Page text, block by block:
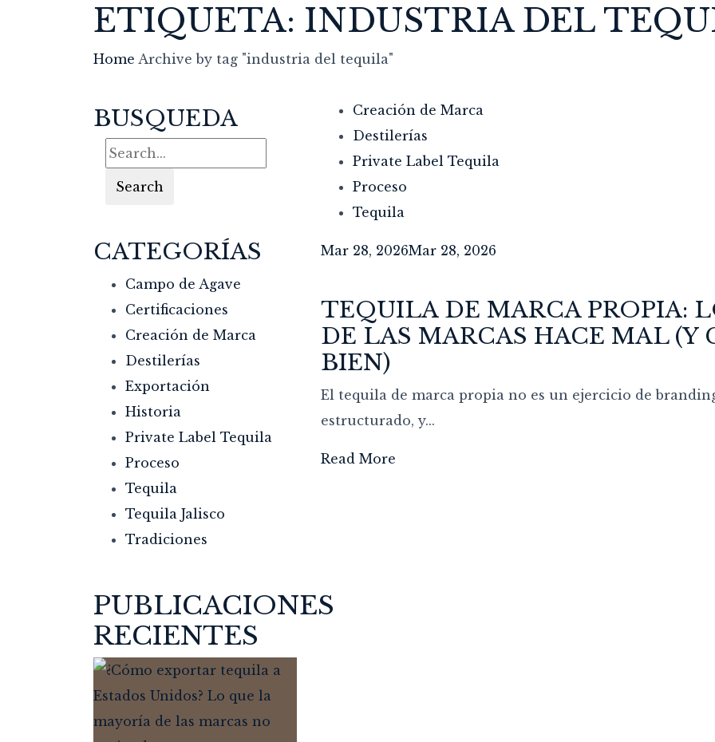
ETIQUETA: INDUSTRIA DEL
Home Archive by tag "industria del tequila"
BUSQUEDA
Search
CATEGORÍAS
Campo de Agave
Certificaciones
Creación de Marca
Destilerías
Exportación
Historia
Private Label Tequila
Proceso
Tequila
Tequila Jalisco
Tradiciones
PUBLICACIONES
RECIENTES
Creación de Marca
Destilerías
Private Label Tequila
Proceso
Tequila
Mar 28, 2026Mar 28, 2026
TEQUILA DE MARCA PROPIA:
DE LAS MARCAS HACE MAL (Y
BIEN)
El tequila de marca propia no es un ejercicio de
estructurado, y...
Read More